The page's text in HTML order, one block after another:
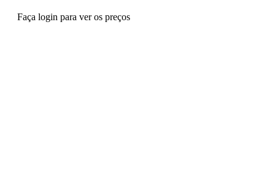
Faça login para ver os preços